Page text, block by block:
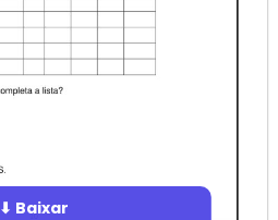
⬇ Baixar